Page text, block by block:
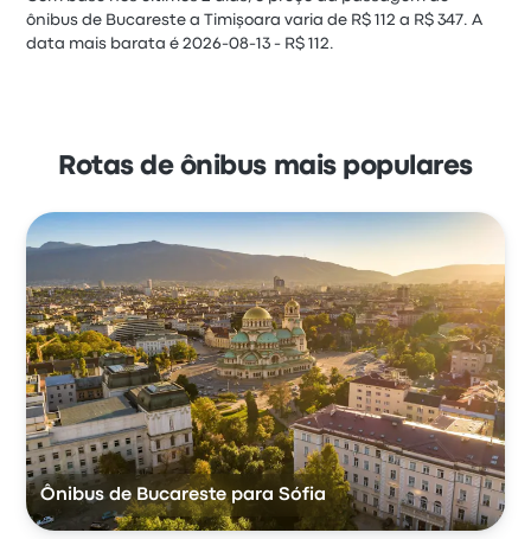
ônibus de Bucareste a Timişoara varia de R$ 112 a R$ 347. A
data mais barata é 2026-08-13 - R$ 112.
Rotas de ônibus mais populares
Ônibus de Bucareste para Sófia